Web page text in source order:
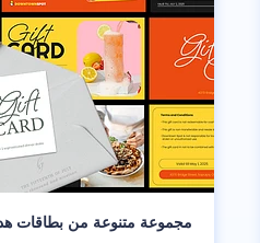
مجموعة متنوعة من بطاقات